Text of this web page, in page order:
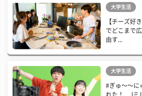
大学生活
【チーズ好
でどこまで
由す...
大学生活
#ぎゅ〜〜に
れた！ Jミ